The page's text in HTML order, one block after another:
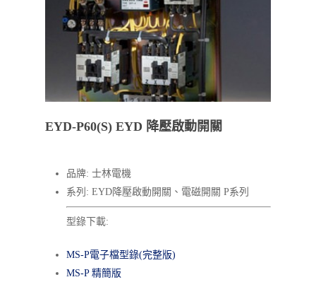
EYD-P60(S) EYD 降壓啟動開關
品牌: 士林電機
系列: EYD降壓啟動開關、電磁開關 P系列
型錄下載:
MS-P電子檔型錄(完整版)
MS-P 精簡版